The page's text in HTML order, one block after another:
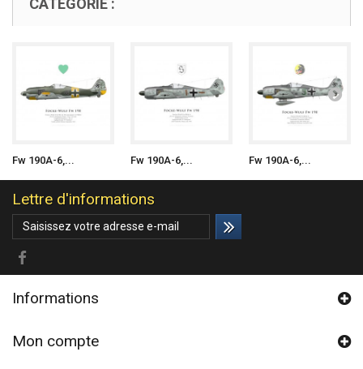
CATÉGORIE :
Fw 190A-6,... Fw 190A-6,... Fw 190A-6,...
Lettre d'informations
Informations
Mon compte